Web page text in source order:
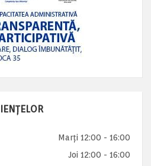
Marți 12:00 - 16:00
Joi 12:00 - 16:00